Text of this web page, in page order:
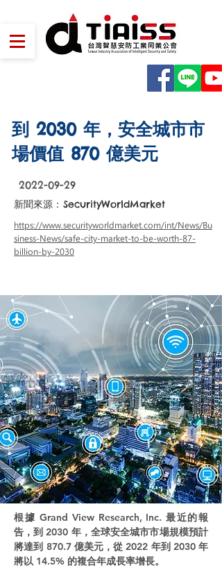
到 2030 年，安全城市市
場價值 870 億美元
2022-09-29
SecurityWorldMarket
新聞來源：
https://www.securityworldmarket.com/int/News/Bu
siness-News/safe-city-market-to-be-worth-87-
billion-by-2030
根據 Grand View Research, Inc. 最近的報
告，到 2030 年，全球安全城市市場規模預計
將達到 870.7 億美元，從 2022 年到 2030 年
將以 14.5% 的複合年成長率增長。